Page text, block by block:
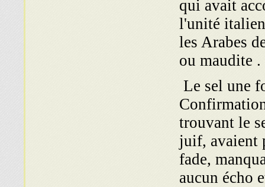
qui avait
l'unité
les Arabes
ou maudite
Le sel une
trouvant le
juif, avaient
fade,
aucun écho